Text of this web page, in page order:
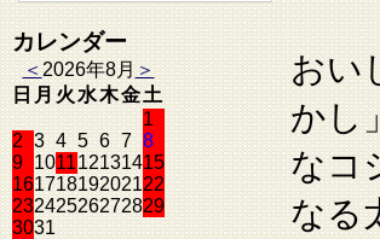
カレンダー
＜2026年8月＞
日月火水木金土
1
2 3 4 5 6 7 8
9 101112131415
16171819202122
23242526272829
3031
おい
かし
なコ
なる